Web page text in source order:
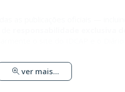
ver mais...